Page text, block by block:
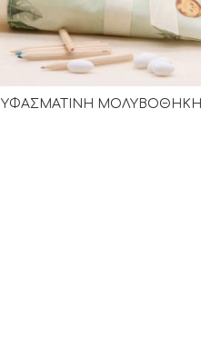
ΔΙΑΒΆΣΤΕ ΠΕΡΙΣΣΌΤΕΡΑ
ΥΦΑΣΜΑΤΙΝΗ ΜΟΛΥΒΟΘΗΚΗ